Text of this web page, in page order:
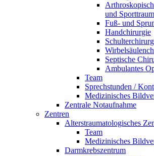
und
Fuß- und
Handchirurgie
Septische
Ambulantes
Team
Sprechstunden /
Medizinisches
Zentrale Notaufnahme
Zentren
Alterstraumatologisches
Team
Medizinisches
Darmkrebszentrum